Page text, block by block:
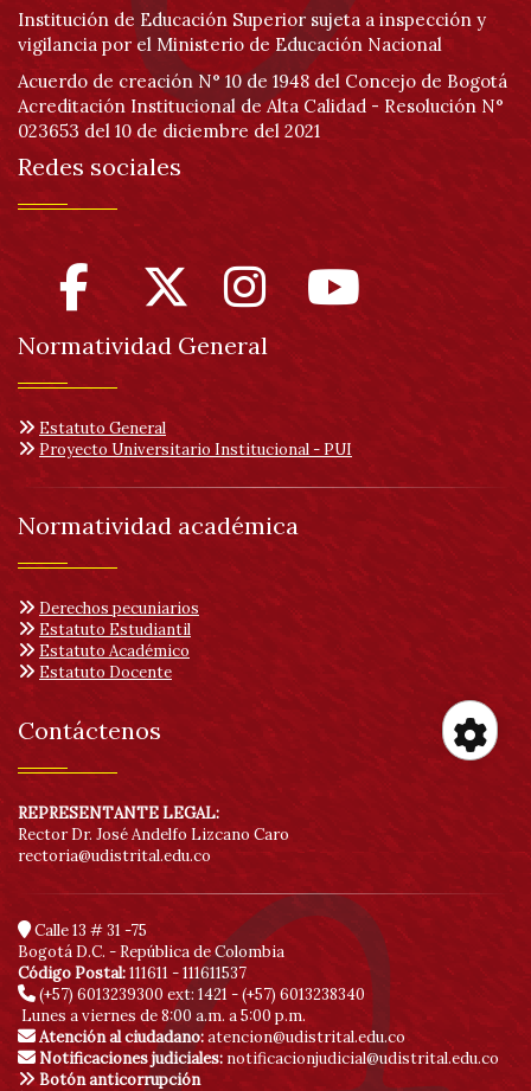
de
Institución de Educación Superior sujeta a inspección y
vigilancia por el Ministerio de Educación Nacional
Acuerdo de creación N° 10 de 1948 del Concejo de Bogotá
Acreditación Institucional de Alta Calidad - Resolución N°
023653 del 10 de diciembre del 2021
Redes sociales
Normatividad General
Estatuto General
Proyecto Universitario Institucional - PUI
Normatividad académica
Derechos pecuniarios
Estatuto Estudiantil
Estatuto Académico
Estatuto Docente
Contáctenos
REPRESENTANTE LEGAL:
Rector Dr. José Andelfo Lizcano Caro
rectoria@udistrital.edu.co
Calle 13 # 31 -75
Bogotá D.C. - República de Colombia
Código Postal:111611 - 111611537
(+57) 6013239300 ext: 1421 - (+57) 6013238340
Lunes a viernes de 8:00 a.m. a 5:00 p.m.
Atención al ciudadano:atencion@udistrital.edu.co
Notificaciones judiciales: notificacionjudicial@udistrital.edu.co
Botón anticorrupción